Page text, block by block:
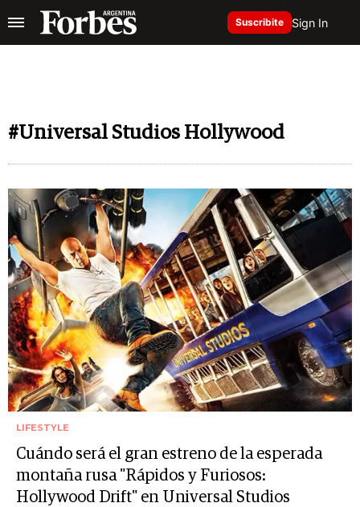
Suscribite Sign In
#Universal Studios Hollywood
LIFESTYLE
Cuándo será el gran estreno de la esperada
montaña rusa "Rápidos y Furiosos:
Hollywood Drift" en Universal Studios